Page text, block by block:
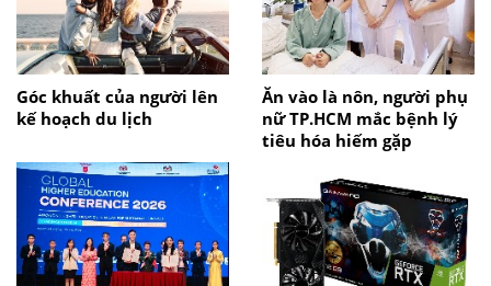
Góc khuất của người lên
kế hoạch du lịch
Ăn vào là nôn, người phụ
nữ TP.HCM mắc bệnh lý
tiêu hóa hiếm gặp